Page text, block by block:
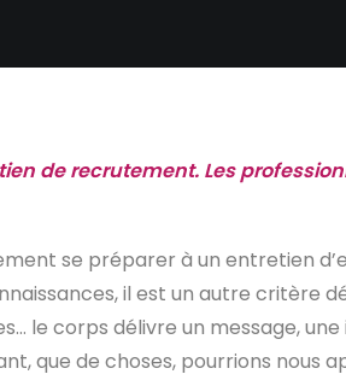
de recrutement. Les
se préparer à un entretien
il est un autre critère
le corps délivre un message,
que de choses, pourrions